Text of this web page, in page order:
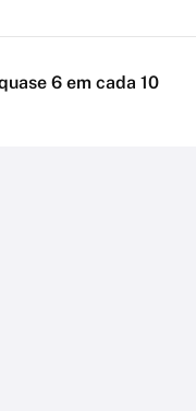
6 em cada 10